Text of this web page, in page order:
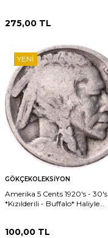
275,00 TL
YENI
GÖKÇEKOLEKSIYON
Amerika 5 Cents 1920's - 30's
*Kızılderili - Buffalo* Haliyle
100,00 TL